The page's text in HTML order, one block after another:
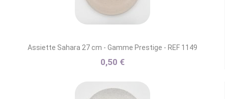
Assiette Sahara 27 cm - Gamme Prestige - REF 1149
0,50 €